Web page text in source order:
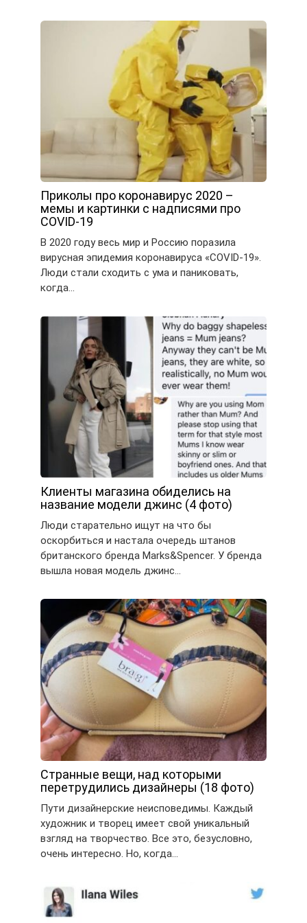
Приколы про коронавирус 2020 –
мемы и картинки с надписями про
COVID-19
В 2020 году весь мир и Россию поразила
вирусная эпидемия коронавируса «COVID-19».
Люди стали сходить с ума и паниковать,
когда…
Клиенты магазина обиделись на
название модели джинс (4 фото)
Люди старательно ищут на что бы
оскорбиться и настала очередь штанов
британского бренда Marks&Spencer. У бренда
вышла новая модель джинс…
Странные вещи, над которыми
перетрудились дизайнеры (18 фото)
Пути дизайнерские неисповедимы. Каждый
художник и творец имеет свой уникальный
взгляд на творчество. Все это, безусловно,
очень интересно. Но, когда…